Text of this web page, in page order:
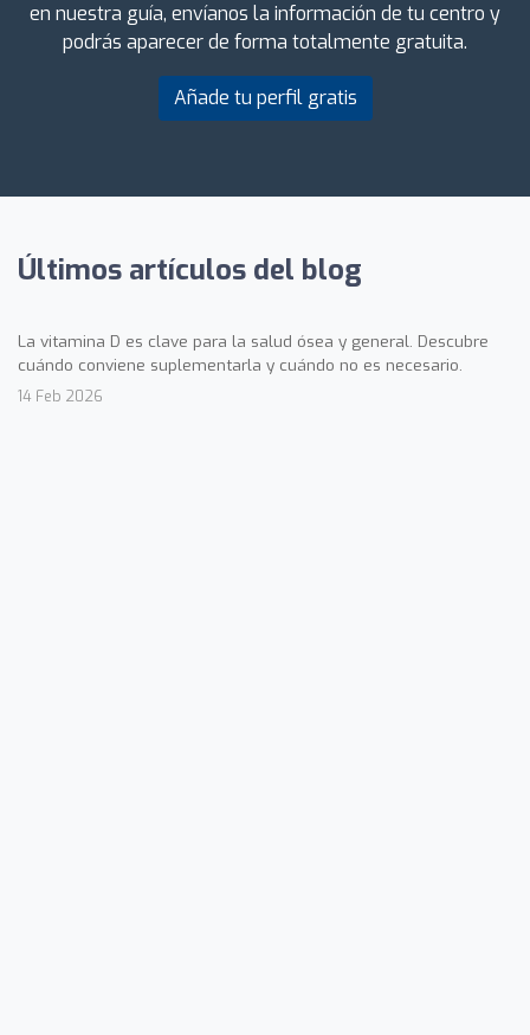
en nuestra guía, envíanos la información de tu centro y
podrás aparecer de forma totalmente gratuita.
Añade tu perfil gratis
Últimos artículos del blog
La vitamina D es clave para la salud ósea y general. Descubre
cuándo conviene suplementarla y cuándo no es necesario.
14 Feb 2026